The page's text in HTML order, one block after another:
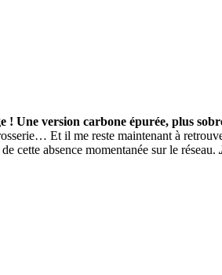
Une version carbone épurée, plus
Et il me reste maintenant à
cette absence momentanée sur le réseau.